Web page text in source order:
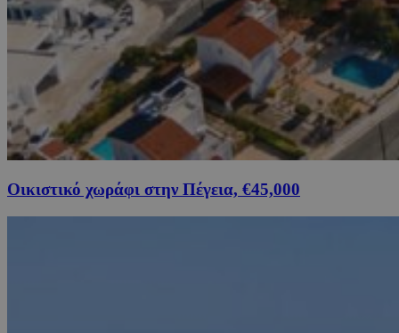
Οικιστικό χωράφι στην Πέγεια, €45,000